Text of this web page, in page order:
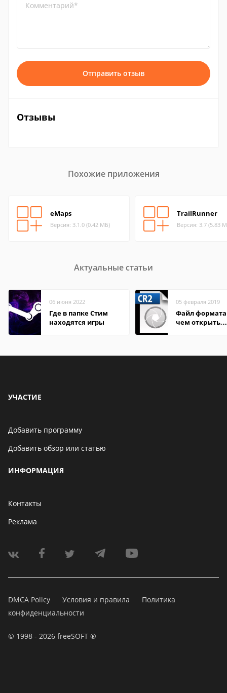
Комментарий*
Отправить отзыв
Отзывы
Похожие приложения
eMaps
Версия: 3.1.0 (0.42 МБ)
TrailRunner
Версия: 3.7 (5.83
Актуальные статьи
06 июня 2022
Где в папке Стим
находятся игры
05 февраля 2019
Файл формата
чем открыть,
УЧАСТИЕ
Добавить программу
Добавить обзор или статью
ИНФОРМАЦИЯ
Контакты
Реклама
DMCA Policy Условия и правила
Политика
конфиденциальности
© 1998 - 2026 freeSOFT ®